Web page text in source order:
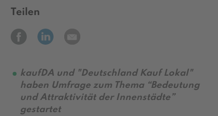
Teilen
kaufDA und "Deutschland Kauf Lokal"
haben Umfrage zum Thema “Bedeutung
und Attraktivität der Innenstädte”
gestartet